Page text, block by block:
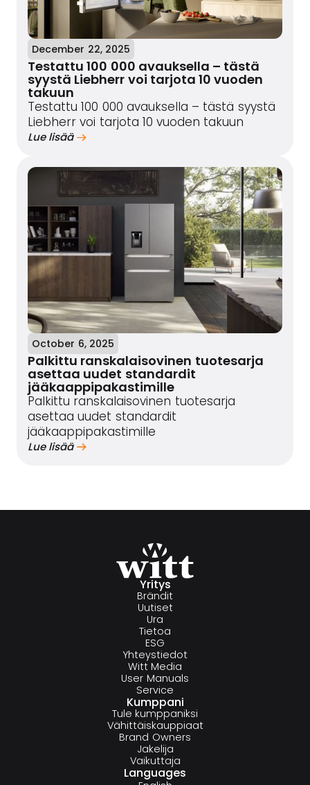
December 22, 2025
Testattu 100 000 avauksella – tästä
syystä Liebherr voi tarjota 10 vuoden
takuun
Testattu 100 000 avauksella – tästä syystä
Liebherr voi tarjota 10 vuoden takuun
Lue lisää
October 6, 2025
Palkittu ranskalaisovinen tuotesarja
asettaa uudet standardit
jääkaappipakastimille
Palkittu ranskalaisovinen tuotesarja
asettaa uudet standardit
jääkaappipakastimille
Lue lisää
Yritys
Brändit
Uutiset
Ura
Tietoa
ESG
Yhteystiedot
Witt Media
User Manuals
Service
Kumppani
Tule kumppaniksi
Vähittäiskauppiaat
Brand Owners
Jakelija
Vaikuttaja
Languages